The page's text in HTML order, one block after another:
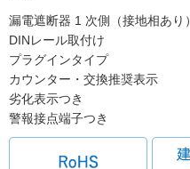
漏電遮断器 1 次側（接地相あり
DINレール取付け
プラグインタイプ
カウンター・交換推奨表示
劣化表示つき
警報接点端子つき